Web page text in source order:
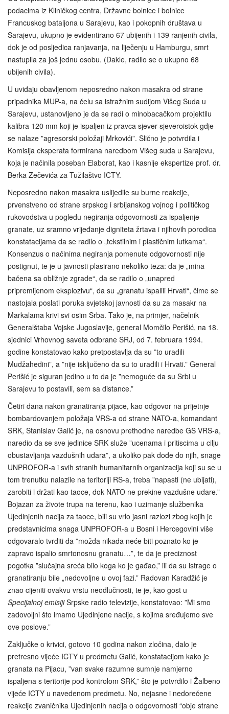
podacima iz Kliničkog centra, Državne bolnice i bolnice
Francuskog bataljona u Sarajevu, kao i pokopnih društava u
Sarajevu, ukupno je evidentirano 67 ubijenih i 139 ranjenih civila,
dok je od posljedica ranjavanja, na liječenju u Hamburgu, smrt
nastupila za još jednu osobu. (Dakle, radilo se o ukupno 68
ubijenih civila).
U uviđaju obavljenom neposredno nakon masakra od strane
pripadnika MUP-a, na čelu sa istražnim sudijom Višeg Suda u
Sarajevu, ustanovljeno je da se radi o minobacačkom projektilu
kalibra 120 mm koji je ispaljen iz pravca sjever-sjeveroistok gdje
se nalaze ”agresorski položaji Mrkovići”. Slično je potvrdila i
Komisija eksperata formirana naredbom Višeg suda u Sarajevu,
koja je načinila poseban Elaborat, kao i kasnije ekspertize prof. dr.
Berka Zečevića za Tužilaštvo ICTY.
Neposredno nakon masakra uslijedile su burne reakcije,
prvenstveno od strane srpskog i srbijanskog vojnog i političkog
rukovodstva u pogledu negiranja odgovornosti za ispaljenje
granate, uz sramno vrijeđanje digniteta žrtava i njihovih porodica
konstatacijama da se radilo o „tekstilnim i plastičnim lutkama“.
Konsenzus o načinima negiranja pomenute odgovornosti nije
postignut, te je u javnosti plasirano nekoliko teza: da je „mina
bačena sa obližnje zgrade“, da se radilo o „unapred
pripremljenom eksplozivu“, da su „granatu ispalili Hrvati“, čime se
nastojala poslati poruka svjetskoj javnosti da su za masakr na
Markalama krivi svi osim Srba. Tako je, na primjer, načelnik
Generalštaba Vojske Jugoslavije, general Momčilo Perišić, na 18.
sjednici Vrhovnog saveta odbrane SRJ, od 7. februara 1994.
godine konstatovao kako pretpostavlja da su ”to uradili
Mudžahedini”, a ”nije isključeno da su to uradili i Hrvati.” General
Perišić je siguran jedino u to da je ”nemoguće da su Srbi u
Sarajevu to postavili, sem sa distance.”
Četiri dana nakon granatiranja pijace, kao odgovor na prijetnje
bombardovanjem položaja VRS-a od strane NATO-a, komandant
SRK, Stanislav Galić je, na osnovu prethodne naredbe GŠ VRS-a,
naredio da se sve jedinice SRK služe ”ucenama i pritiscima u cilju
obustavljanja vazdušnih udara”, a ukoliko pak dođe do njih, snage
UNPROFOR-a i svih stranih humanitarnih organizacija koji su se u
tom trenutku nalazile na teritoriji RS-a, treba ”napasti (ne ubijati),
zarobiti i držati kao taoce, dok NATO ne prekine vazdušne udare.”
Bojazan za živote trupa na terenu, kao i uzimanje službenika
Ujedinjenih nacija za taoce, bili su vrlo jasni razlozi zbog kojih je
predstavnicima snaga UNPROFOR-a u Bosni i Hercegovini više
odgovaralo tvrditi da ”možda nikada neće biti poznato ko je
zapravo ispalio smrtonosnu granatu…”, te da je preciznost
pogotka ”slučajna sreća bilo koga ko je gađao,” ili da su istrage o
granatiranju bile „nedovoljne u ovoj fazi.” Radovan Karadžić je
znao cijeniti ovakvu vrstu neodlučnosti, te je, kao gost u
Specijalnoj emisijiSrpske radio televizije, konstatovao: ”Mi smo
zadovoljni što imamo Ujedinjene nacije, s kojima sređujemo sve
ove poslove.”
Zaključke o krivici, gotovo 10 godina nakon zločina, dalo je
pretresno vijeće ICTY u predmetu Galić, konstatacijom kako je
granata na Pijacu, ”van svake razumne sumnje namjerno
ispaljena s teritorije pod kontrolom SRK,” što je potvrdilo i Žalbeno
vijeće ICTY u navedenom predmetu. No, nejasne i nedorečene
reakcije zvaničnika Ujedinjenih nacija o odgovornosti “obje strane